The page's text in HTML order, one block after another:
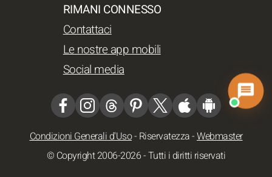
RIMANI CONNESSO
Contattaci
Le nostre app mobili
Social media
Condizioni Generali d'Uso- Riservatezza-Webmaster
© Copyright 2006-2026 - Tutti i diritti riservati